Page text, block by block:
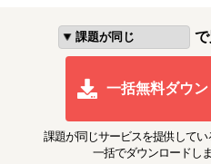
一括無料ダウン
課題が同じサービスを提供してい
一括でダウンロードしま